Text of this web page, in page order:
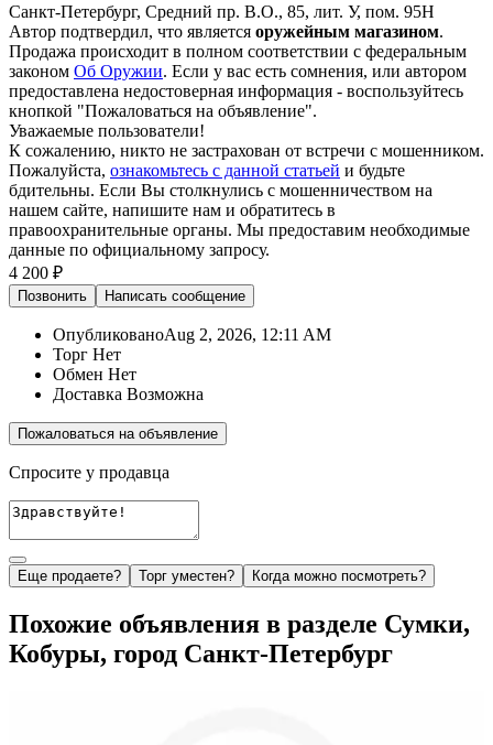
Санкт-Петербург, Средний пр. В.О., 85, лит. У, пом. 95Н
Автор подтвердил, что является оружейным магазином.
Продажа происходит в полном соответствии с федеральным
законом Об Оружии. Если у вас есть сомнения, или автором
предоставлена недостоверная информация - воспользуйтесь
кнопкой "Пожаловаться на объявление".
Уважаемые пользователи!
К сожалению, никто не застрахован от встречи с мошенником.
Пожалуйста, ознакомьтесь с данной статьей и будьте
бдительны. Если Вы столкнулись с мошенничеством на
нашем сайте, напишите нам и обратитесь в
правоохранительные органы. Мы предоставим необходимые
данные по официальному запросу.
4 200 ₽
Позвонить Написать сообщение
ОпубликованоAug 2, 2026, 12:11 AM
Торг Нет
Обмен Нет
Доставка Возможна
Пожаловаться на объявление
Спросите у продавца
Еще продаете? Торг уместен? Когда можно посмотреть?
Похожие объявления в разделе Сумки,
Кобуры, город Санкт-Петербург